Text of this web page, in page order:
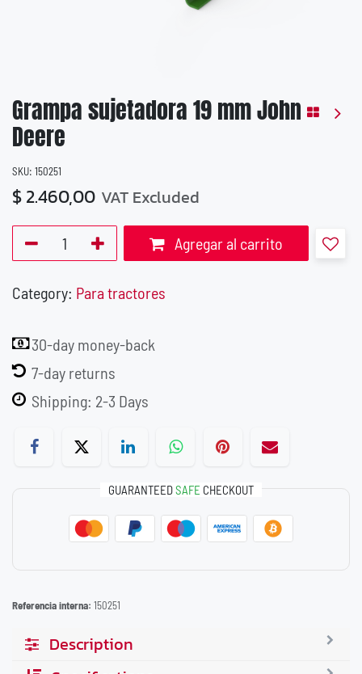
Grampa sujetadora 19 mm John
Deere
SKU: 150251
$2.460,00 VAT Excluded
Agregar al carrito
Category: Para tractores
30-day money-back
7-day returns
Shipping: 2-3 Days
GUARANTEEDSAFE CHECKOUT
Referencia interna: 150251
Description